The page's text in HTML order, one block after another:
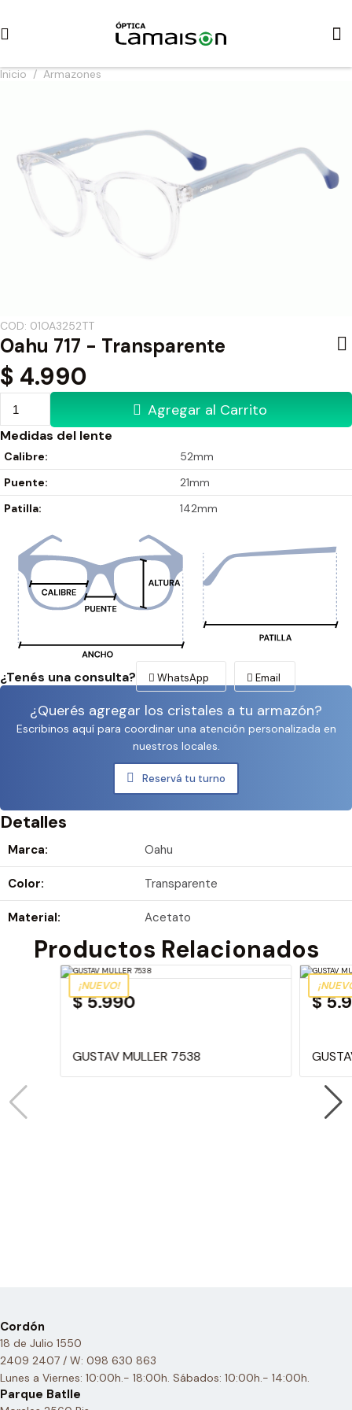
Inicio / Armazones
COD: 01OA3252TT
Oahu 717 - Transparente
$ 4.990
Agregar al Carrito
Medidas del lente
Calibre:
52mm
Puente:
21mm
Patilla:
142mm
¿Tenés una consulta? WhatsApp Email
¿Querés agregar los cristales a tu armazón?
Escribinos aquí para coordinar una atención personalizada en
nuestros locales.
Reservá tu turno
Detalles
Marca: Oahu
Color: Transparente
Material: Acetato
Productos Relacionados
¡NUEVO!
$ 5.990
GUSTAV MULLER 7538
$
Cordón
18 de Julio 1550
2409 2407 / W: 098 630 863
Lunes a Viernes: 10:00h.- 18:00h. Sábados: 10:00h.- 14:00h.
Parque Batlle